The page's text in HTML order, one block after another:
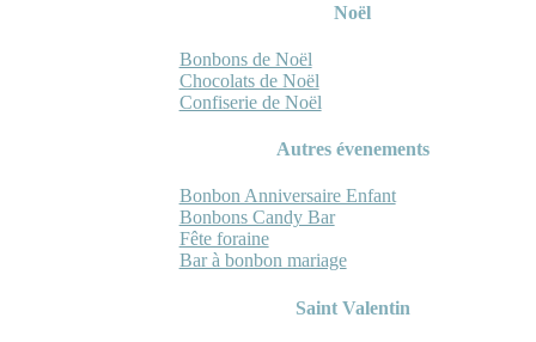
Noël
Bonbons de Noël
Chocolats de Noël
Confiserie de Noël
Autres évenements
Bonbon Anniversaire Enfant
Bonbons Candy Bar
Fête foraine
Bar à bonbon mariage
Saint Valentin